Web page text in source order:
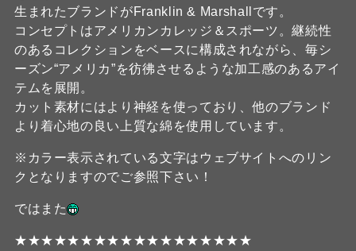
生まれたブランドがFranklin & Marshallです。
コンセプトはアメリカンカレッジ＆スポーツ。継続性
のあるコレクションをベースに構成されながら、毎シ
ーズン“アメリカ”を彷彿させるような加工感のあるアイ
テムを展開。
カット素材にはより神経を使っており、他のブランド
より着心地の良い上質な綿を使用しています。
※カラー表示されている文字はウェブサイトへのリン
クとなりますのでご参照下さい！
ではまた
★★★★★★★★★★★★★★★★★★